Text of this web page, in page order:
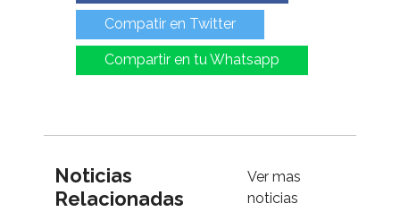
Compatir en Twitter
Compartir en tu Whatsapp
Noticias
Relacionadas
Ver mas
noticias